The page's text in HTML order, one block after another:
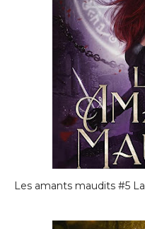
Les amants maudits #5